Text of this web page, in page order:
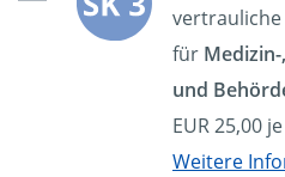
vertrauliche
für
und
EUR 25,00
Weitere